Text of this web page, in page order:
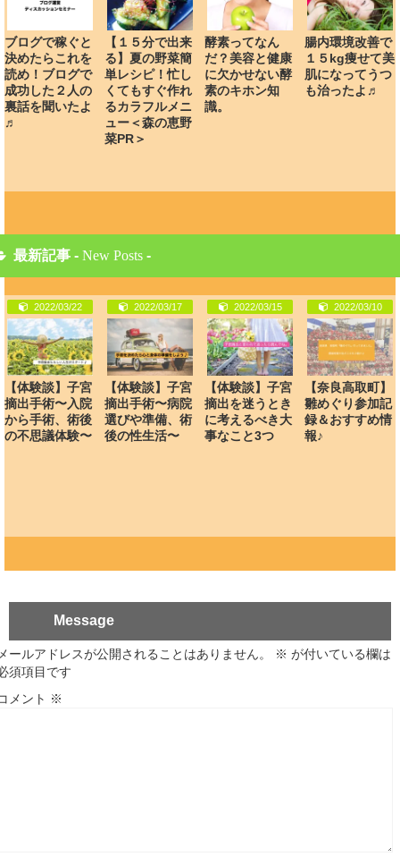
ブログで稼ぐと
決めたらこれを
読め！ブログで
成功した２人の
裏話を聞いたよ
♬
【１５分で出来
る】夏の野菜簡
単レシピ！忙し
くてもすぐ作れ
るカラフルメニ
ュー＜森の恵野
菜PR＞
酵素ってなん
だ？美容と健康
に欠かせない酵
素のキホン知
識。
腸内環境改善で
１５kg痩せて美
肌になってうつ
も治ったよ♬
最新記事 - New Posts -
2022/03/22
【体験談】子宮
摘出手術〜入院
から手術、術後
の不思議体験〜
2022/03/17
【体験談】子宮
摘出手術〜病院
選びや準備、術
後の性生活〜
2022/03/15
【体験談】子宮
摘出を迷うとき
に考えるべき大
事なこと3つ
2022/03/10
【奈良高取町】
雛めぐり参加記
録＆おすすめ情
報♪
Message
ールアドレスが公開されることはありません。 ※ が付いている欄は
須項目です
メント ※